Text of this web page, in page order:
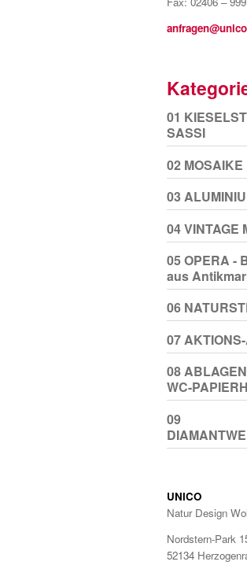
01
SASSI
02 MOSAIKE
03
04 VINTAGE
05 OPERA -
aus
06
07
08
WC-
09
UNICO
Natur Design
Nordstern-Park
52134